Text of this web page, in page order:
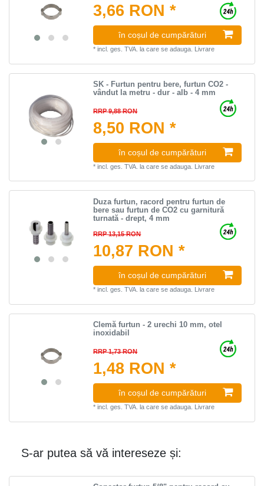
3,66 RON *
în coșul de cumpărături
*incl. ges. TVA. la care se adauga. Livrare
SK - Furtun pentru bere, furtun CO2 -
vândut la metru - dur - alb - 4 mm
RRP 9,88 RON
8,50 RON *
în coșul de cumpărături
*incl. ges. TVA. la care se adauga. Livrare
Duza furtun, racord pentru furtun de
bere sau furtun de CO2 cu garnitură
turnată - drept, 4 mm
RRP 13,15 RON
10,87 RON *
în coșul de cumpărături
*incl. ges. TVA. la care se adauga. Livrare
Clemă furtun - 2 urechi 10 mm, otel
inoxidabil
RRP 1,73 RON
1,48 RON *
în coșul de cumpărături
*incl. ges. TVA. la care se adauga. Livrare
S-ar putea să vă intereseze și: